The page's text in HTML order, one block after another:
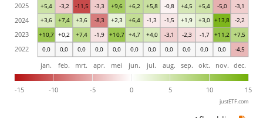
0,0 0,0 0,0 0,0 0,0 0,0 0,0 0,0 0,0 0,0 0,0 -4,5
+10,7 +0,2 +7,4 -1,9 +10,7 +4,7 +4,0 -3,1 -2,3 -1,7 +11,2 +7,5
+3,6 +7,4 +3,6 -8,3 +2,3 +6,4 -1,3 -1,5 +1,9 +3,0 +13,8 -2,2
+5,4 -3,2 -11,5 -3,3 +9,6 +6,2 +5,8 -0,8 +4,5 +5,4 -5,0 -3,1
-15 -10 -5 0 5 10 15
jan. feb. mrt. apr. mei jun. jul. aug. sep. okt. nov. dec.
2022
2023
2024
2025
justETF.com